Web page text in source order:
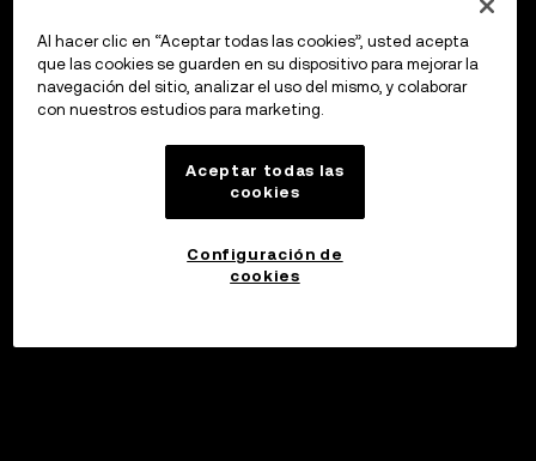
Cripto
SOL
Precio
$75,91
Capitalización de mercado
Al hacer clic en “Aceptar todas las cookies”, usted acepta
que las cookies se guarden en su dispositivo para mejorar la
navegación del sitio, analizar el uso del mismo, y colaborar
con nuestros estudios para marketing.
Aceptar todas las
cookies
Configuración de
cookies